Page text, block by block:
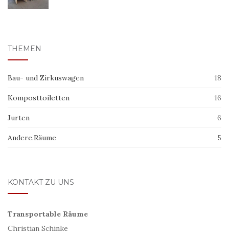
THEMEN
Bau- und Zirkuswagen 18
Komposttoiletten 16
Jurten 6
Andere.Räume 5
KONTAKT ZU UNS
Transportable Räume
Christian Schinke